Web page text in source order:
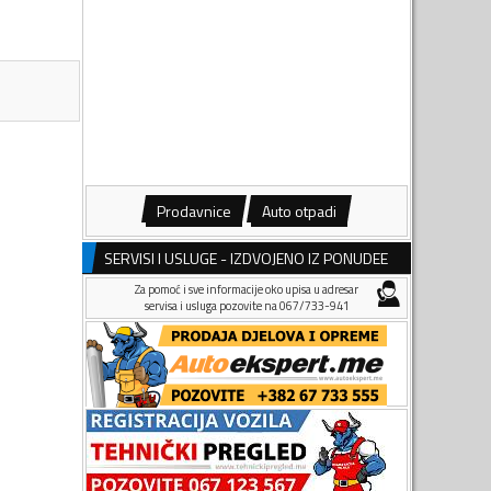
Prodavnice Auto otpadi
SERVISI I USLUGE - IZDVOJENO IZ PONUDEE
Za pomoć i sve informacije oko upisa u adresar
servisa i usluga pozovite na 067/733-941